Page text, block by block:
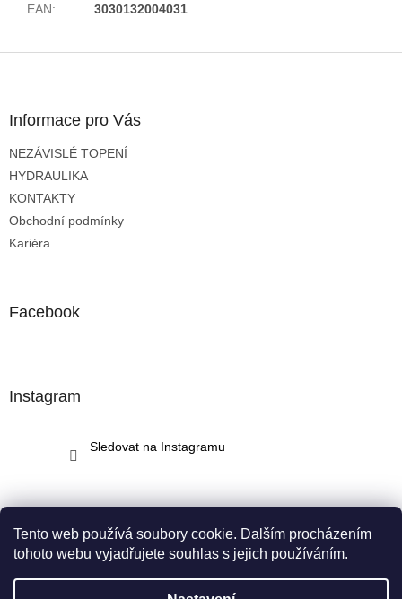
Tento web používá soubory cookie. Dalším procházením
tohoto webu vyjadřujete souhlas s jejich používáním.
EAN: 3030132004031
Informace pro Vás
NEZÁVISLÉ TOPENÍ
HYDRAULIKA
KONTAKTY
Obchodní podmínky
Kariéra
Facebook
Instagram
Sledovat na Instagramu